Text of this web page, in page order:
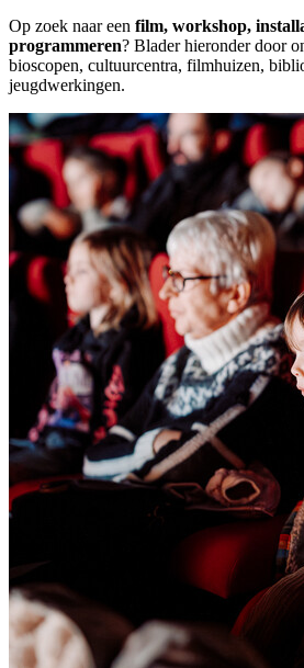
Op zoek naar een film, workshop,
programmeren? Blader hieronder door
bioscopen, cultuurcentra, filmhuizen,
jeugdwerkingen.